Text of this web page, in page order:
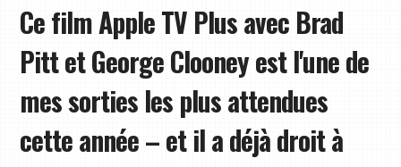
Ce film Apple TV Plus avec Brad
Pitt et George Clooney est l'une de
mes sorties les plus attendues
cette année – et il a déjà droit à